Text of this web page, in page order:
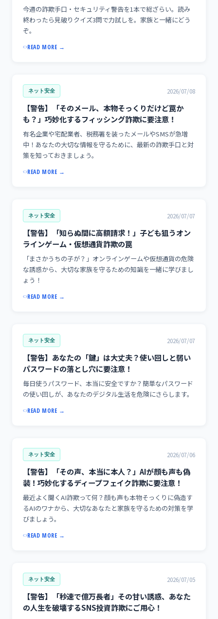
今週の詐欺手口・セキュリティ警告を1本で総ざらい。読み
終わったら見破りクイズ3問で力試しを。家族と一緒にどう
ぞ。
READ MORE →
ネット安全 2026/07/08
【警告】「そのメール、本物そっくりだけど罠か
も？」巧妙化するフィッシング詐欺に要注意！
有名企業や宅配業者、税務署を装ったメールやSMSが急増
中！あなたの大切な情報を守るために、最新の詐欺手口と対
策を知っておきましょう。
READ MORE →
ネット安全 2026/07/07
【警告】「知らぬ間に高額請求！」子ども狙うオン
ラインゲーム・仮想通貨詐欺の罠
「まさかうちの子が？」オンラインゲームや仮想通貨の危険
な誘惑から、大切な家族を守るための知識を一緒に学びまし
ょう！
READ MORE →
ネット安全 2026/07/07
【警告】あなたの「鍵」は大丈夫？使い回しと弱い
パスワードの落とし穴に要注意！
毎日使うパスワード、本当に安全ですか？簡単なパスワード
の使い回しが、あなたのデジタル生活を危険にさらします。
READ MORE →
ネット安全 2026/07/06
【警告】「その声、本当に本人？」AIが顔も声も偽
装！巧妙化するディープフェイク詐欺に要注意！
最近よく聞くAI詐欺って何？顔も声も本物そっくりに偽造す
るAIのワナから、大切なあなたと家族を守るための対策を学
びましょう。
READ MORE →
ネット安全 2026/07/05
【警告】「秒速で億万長者」その甘い誘惑、あなた
の人生を破壊するSNS投資詐欺にご用心！